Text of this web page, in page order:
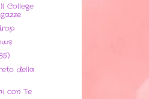
College
della
con Te